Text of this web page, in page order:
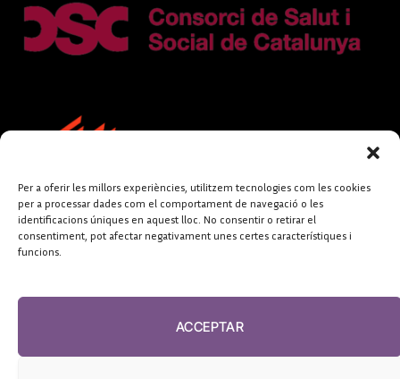
Per a oferir les millors experiències, utilitzem tecnologies com les cookies
per a processar dades com el comportament de navegació o les
identificacions úniques en aquest lloc. No consentir o retirar el
consentiment, pot afectar negativament unes certes característiques i
funcions.
ACCEPTAR
FUNDACIÓ